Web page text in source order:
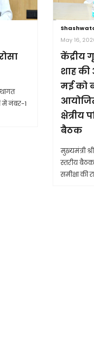
में नंबर-1
May 16,
केंद्रीय
शाह की
मई को
क्षेत्रीय
बैठक
मुख्यमंत्री
स्तरीय
समीक्षा की